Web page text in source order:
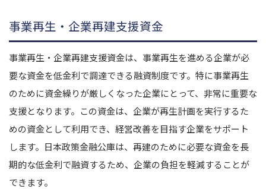
事業再生・企業再建支援資金
事業再生・企業再建支援資金は、事業再生を進める企業が必
要な資金を低金利で調達できる融資制度です。特に事業再生
のために資金繰りが厳しくなった企業にとって、非常に重要な
支援となります。この資金は、企業が再生計画を実行するた
めの資金として利用でき、経営改善を目指す企業をサポート
します。日本政策金融公庫は、再建のために必要な資金を長
期的な低金利で融資するため、企業の負担を軽減することが
できます。